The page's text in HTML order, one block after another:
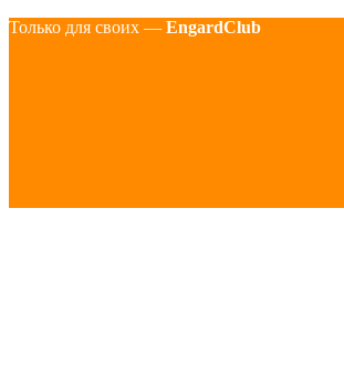
Только для своих — EngardClub